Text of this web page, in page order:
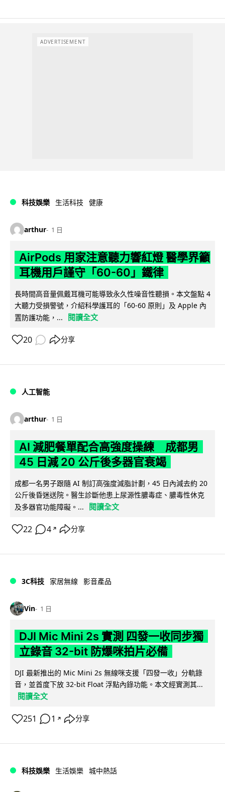
ADVERTISEMENT
科技娛樂 生活科技 健康
arthur 1 日
AirPods 用家注意聽力響紅燈 醫學界籲
耳機用戶謹守「60-60」鐵律
長時間高音量佩戴耳機可能導致永久性噪音性聽損。本文盤點 4
大聽力受損警號，介紹科學護耳的「60-60 原則」及 Apple 內
置防護功能，...
閱讀全文
20 分享
人工智能
arthur 1 日
AI 減肥餐單配合高強度操練 成都男
45 日減 20 公斤後多器官衰竭
成都一名男子跟隨 AI 制訂高強度減脂計劃，45 日內減去約 20
公斤後昏迷送院。醫生診斷他患上尿源性膿毒症、膿毒性休克
及多器官功能障礙。...
閱讀全文
22 4 ↗ 分享
3C科技 家居無線 影音產品
Vin 1 日
DJI Mic Mini 2s 實測 四發一收同步獨
立錄音 32-bit 防爆咪拍片必備
DJI 最新推出的 Mic Mini 2s 無線咪支援「四發一收」分軌錄
音，並首度下放 32-bit Float 浮點內錄功能。本文經實測其...
閱讀全文
251 1 ↗ 分享
科技娛樂 生活娛樂 城中熱話